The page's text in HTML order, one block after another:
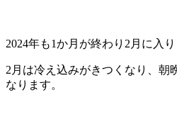
2024年も1か月が終わり2月に入り
2月は冷え込みがきつくなり、朝
なります。